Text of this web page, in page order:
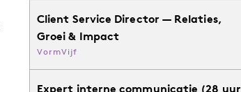
Client Service Director — Relaties,
Groei & Impact
VormVijf
Expert interne communicatie (28 uur